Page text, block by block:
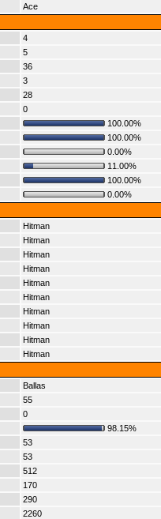
Ace
4
5
36
3
28
0
100.00%
100.00%
0.00%
11.00%
100.00%
0.00%
Hitman
Hitman
Hitman
Hitman
Hitman
Hitman
Hitman
Hitman
Hitman
Hitman
Ballas
55
0
98.15%
53
53
512
170
290
2260